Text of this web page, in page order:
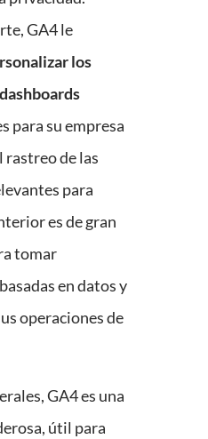
GA4 le
los
para su empresa
de las
para
es de gran
tomar
en datos y
operaciones de
GA4 es una
útil para